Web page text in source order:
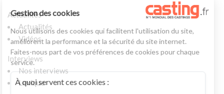
Actualités
Actualités
Vidéos
Interviews
Nos interviews
Lexique
Gestion des cookies
Nous utilisons des cookies qui facilitent l'utilisation du site,
améliorent la performance et la sécurité du site internet.
Faites-nous part de vos préférences de cookies pour chaque
service.
À quoi servent ces cookies :